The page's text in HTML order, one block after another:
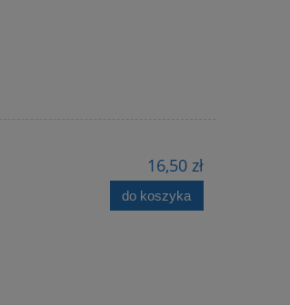
16,50 zł
do koszyka